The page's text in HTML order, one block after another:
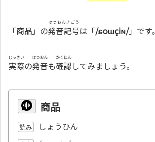
「商品」の発音記号
はつおんきごう
は「/ɕoɯçiɴ/」です。
実際
じっさい
の発音
はつおん
も確認
かくにん
してみましょう。
商品
読み しょうひん